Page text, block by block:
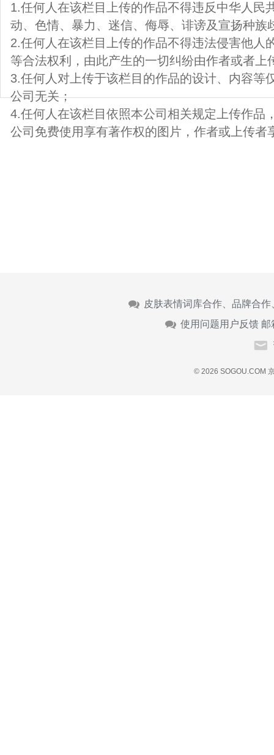
1.任何人在该栏目上传的作品不得违反中华人民
动、色情、暴力、迷信、侮辱、诽谤及宣扬种族
2.任何人在该栏目上传的作品不得违法侵害他人
等合法权利，由此产生的一切纠纷由作者或者上
3.任何人对上传于该栏目的作品的设计、内容等
公司无关；
4.任何人在该栏目依照本公司相关规定上传作品
公司免费使用享有著作权的图片，作者或上传者
皮肤表情词库合作、品牌合
使用问题用户反馈 邮
© 2026 SOGOU.COM